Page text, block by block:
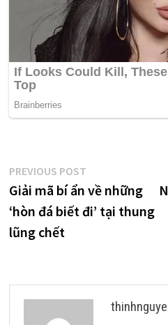
Điều
hướng
bài
PREVIOUS POSTPrevious
post:
Giải mã bí ẩn về những
‘hòn đá biết đi’ tại thung
lũng chết